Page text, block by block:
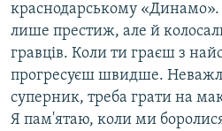
краснодарському «Динамо».
лише престиж, але й
гравців. Коли ти граєш з
прогресуєш швидше.
суперник, треба грати на
Я пам'ятаю, коли ми